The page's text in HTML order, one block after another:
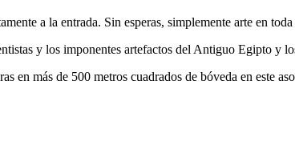
a la entrada. Sin esperas, simplemente arte en
y los imponentes artefactos del Antiguo Egipto y
más de 500 metros cuadrados de bóveda en este